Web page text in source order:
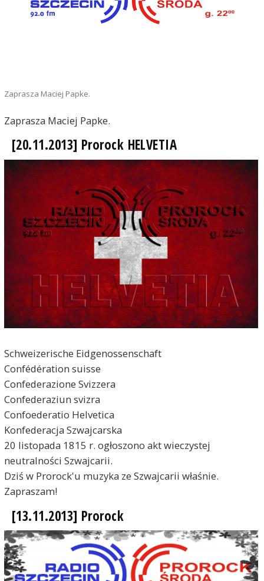
Zaprasza Maciej Papke.
Zaprasza Maciej Papke.
[20.11.2013] Prorock HELVETIA
Schweizerische Eidgenossenschaft
Confédération suisse
Confederazione Svizzera
Confederaziun svizra
Confoederatio Helvetica
Konfederacja Szwajcarska
20 listopada 1815 r. ogłoszono akt wieczystej
neutralności Szwajcarii.
Dziś w Prorock'u muzyka ze Szwajcarii właśnie.
Zapraszam!
[13.11.2013] Prorock